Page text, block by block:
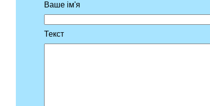
Ваше ім'я
Текст